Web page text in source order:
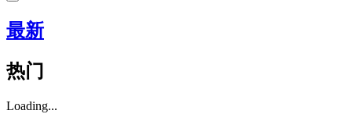
最新
热门
Loading...